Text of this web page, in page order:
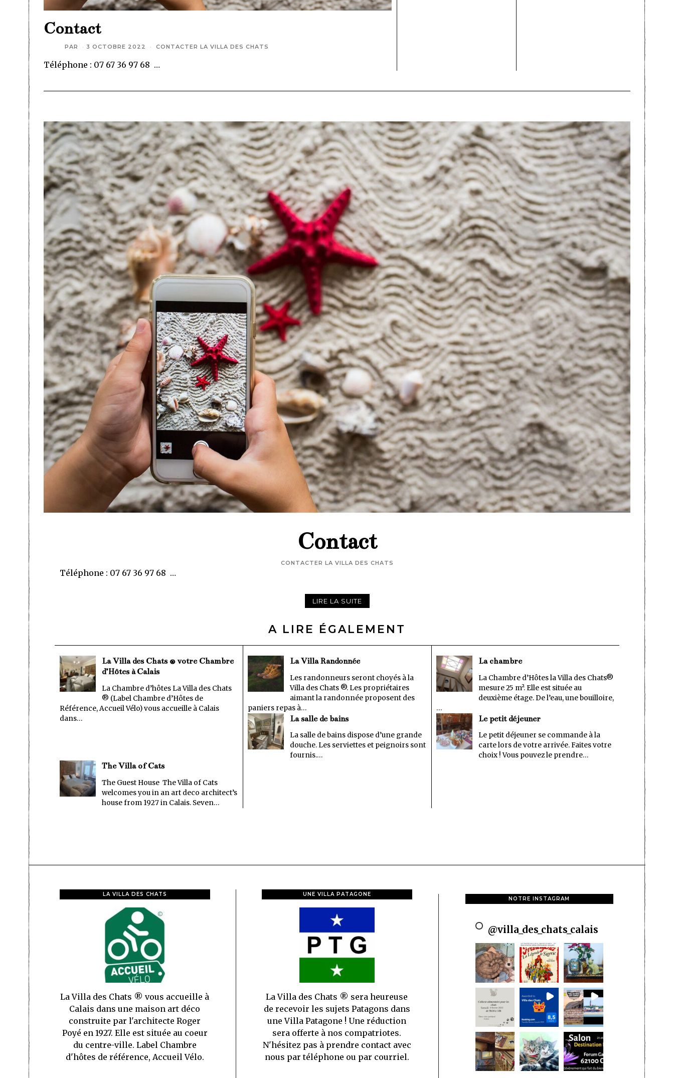
Contact
PAR 3 OCTOBRE 2022 CONTACTER LA VILLA DES CHATS
Téléphone : 07 67 36 97 68 …
Contact
CONTACTER LA VILLA DES CHATS
Téléphone : 07 67 36 97 68 …
LIRE LA SUITE
A LIRE ÉGALEMENT
La Villa des Chats ® votre Chambre
d’Hôtes à Calais
La Chambre d’hôtes La Villa des Chats
® (Label Chambre d’Hôtes de
Référence, Accueil Vélo) vous accueille à Calais
dans…
La Villa Randonnée
Les randonneurs seront choyés à la
Villa des Chats ®. Les propriétaires
aimant la randonnée proposent des
paniers repas à…
La chambre
La Chambre d’Hôtes la Villa des Chats®
mesure 25 m². Elle est située au
deuxième étage. De l’eau, une bouilloire,
…
La salle de bains
La salle de bains dispose d’une grande
douche. Les serviettes et peignoirs sont
fournis.…
Le petit déjeuner
Le petit déjeuner se commande à la
carte lors de votre arrivée. Faites votre
choix ! Vous pouvez le prendre…
The Villa of Cats
The Guest House The Villa of Cats
welcomes you in an art deco architect’s
house from 1927 in Calais. Seven…
LA VILLA DES CHATS
La Villa des Chats ® vous accueille à
Calais dans une maison art déco
construite par l'architecte Roger
Poyé en 1927. Elle est située au coeur
du centre-ville. Label Chambre
d'hôtes de référence, Accueil Vélo.
UNE VILLA PATAGONE
La Villa des Chats ® sera heureuse
de recevoir les sujets Patagons dans
une Villa Patagone ! Une réduction
sera offerte à nos compatriotes.
N'hésitez pas à prendre contact avec
nous par téléphone ou par courriel.
NOTRE INSTAGRAM
@villa_des_chats_calais